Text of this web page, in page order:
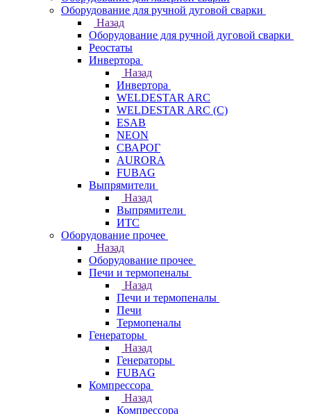
Оборудование для ручной дуговой сварки
Назад
Оборудование для ручной дуговой сварки
Реостаты
Инвертора
Назад
Инвертора
WELDESTAR ARC
WELDESTAR ARC (С)
ESAB
NEON
СВАРОГ
AURORA
FUBAG
Выпрямители
Назад
Выпрямители
ИТС
Оборудование прочее
Назад
Оборудование прочее
Печи и термопеналы
Назад
Печи и термопеналы
Печи
Термопеналы
Генераторы
Назад
Генераторы
FUBAG
Компрессора
Назад
Компрессора